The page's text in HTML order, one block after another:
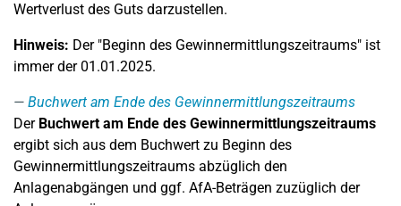
Wertverlust des Guts darzustellen.
Hinweis: Der "Beginn des Gewinnermittlungszeitraums" ist
immer der 01.01.2025.
Buchwert am Ende des Gewinnermittlungszeitraums
Der Buchwert am Ende des Gewinnermittlungszeitraums
ergibt sich aus dem Buchwert zu Beginn des
Gewinnermittlungszeitraums abzüglich den
Anlagenabgängen und ggf. AfA-Beträgen zuzüglich der